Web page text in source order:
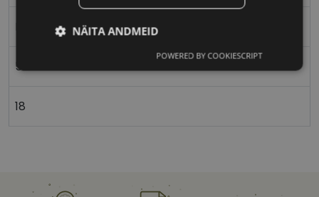
Naistele
54
18
NÄITA ANDMEID
Statistika Turustamine
POWERED BY COOKIESCRIPT